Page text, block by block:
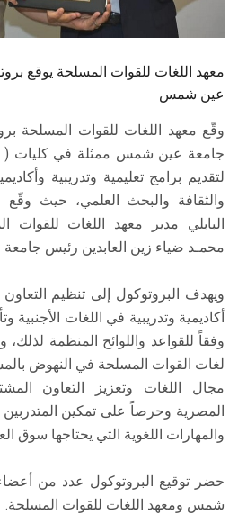
معهد اللغات للقوات المسلحة يوقع
عين شمس
وقّع معهد اللغات للقوات المسلحة
جامعة عين شمس ممثلة في كليات (
لتقديم برامج تعليمية وتدريبية
والثقافة والبحث العلمي، حيث وقّع
البابلي مدير معهد اللغات للقوات
محمـد ضياء زين العابدين رئيس
ويهدف البروتوكول إلى تنظيم
أكاديمية وتدريبية في اللغات الأجنبية
وفقاً للقواعد واللوائح المنظمة لذلك،
لغات القوات المسلحة في النهوض
مجال اللغات وتعزيز التعاون
المصرية وحرصاً على تمكين
والمهارات اللغوية التي يحتاجها سوق
حضر توقيع البروتوكول عدد من
شمس ومعهد اللغات للقوات المسلحة.